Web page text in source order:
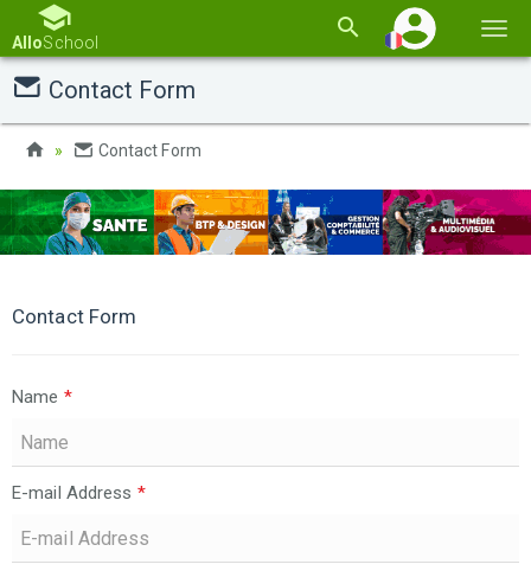
la
AlloSchool
Contact Form
Contact Form
Contact Form
Name *
E-mail Address *